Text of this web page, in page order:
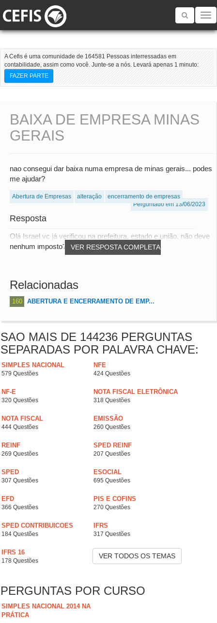
Toggle
A Cefis é uma comunidade de 164581 Pessoas interressadas em
contabilidade, assim como você. Junte-se a nós. Levará apenas 1 minuto:
FAZER PARTE
BAIXA DE EMPRESA MINAS
GERAIS
nao consegui dar baixa numa empresa de minas gerais... podes
me ajudar?
Abertura de Empresas alteração
encerramento de empresas
Perguntado em 13/06/2023
Resposta
VER RESPOSTA COMPLETA
Olá Israel vc já verificou na prefeitura, estado e união, não deve
nenhum imposto?
Relacionadas
160 ABERTURA E ENCERRAMENTO DE EMP...
SAO MAIS DE 144236 PERGUNTAS
SEPARADAS POR PALAVRA CHAVE:
SIMPLES NACIONAL
579 Questões
NFE
424 Questões
NF-E
320 Questões
NOTA FISCAL ELETRÔNICA
318 Questões
NOTA FISCAL
444 Questões
EMISSÃO
260 Questões
REINF
269 Questões
SPED REINF
207 Questões
SPED
307 Questões
ESOCIAL
695 Questões
EFD
366 Questões
PIS E COFINS
270 Questões
SPED CONTRIBUICOES
184 Questões
IFRS
317 Questões
IFRS 16
178 Questões
VER TODOS OS TEMAS
PERGUNTAS POR CURSO
SIMPLES NACIONAL 2014 NA
PRÁTICA